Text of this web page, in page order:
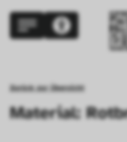
Zurück zur Übersicht
Material: